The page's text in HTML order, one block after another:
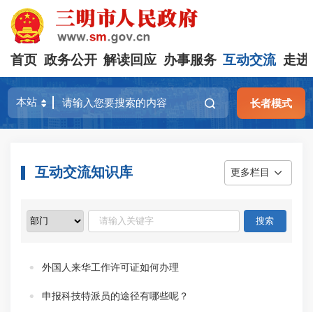
首页 政务公开 解读回应 办事服务 互动交流 走进
长者模式
互动交流知识库 更多栏目
外国人来华工作许可证如何办理
申报科技特派员的途径有哪些呢？